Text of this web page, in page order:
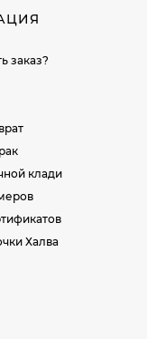
заказ?
клади
Халва